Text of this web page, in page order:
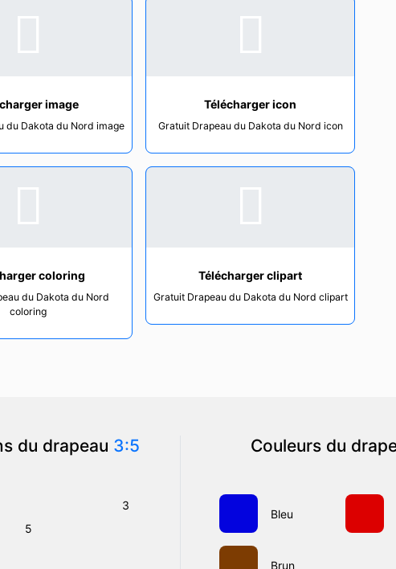
image
du Dakota du Nord image
Télécharger icon
Gratuit Drapeau du Dakota du Nord icon
coloring
du Dakota du Nord
coloring
Télécharger clipart
Gratuit Drapeau du Dakota du Nord clipart
du drapeau 3:5
5
3
Couleurs du
Bleu
Brun